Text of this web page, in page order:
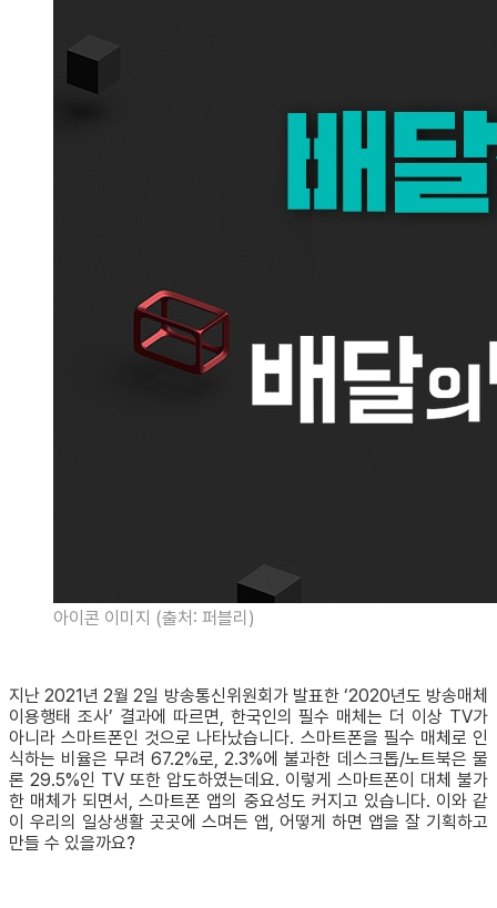
아이콘 이미지 (출처: 퍼블리)
지난 2021년 2월 2일 방송통신위원회가 발표한 ‘2020년도 방송매체
이용행태 조사’ 결과에 따르면, 한국인의 필수 매체는 더 이상 TV가
아니라 스마트폰인 것으로 나타났습니다. 스마트폰을 필수 매체로 인
식하는 비율은 무려 67.2%로, 2.3%에 불과한 데스크톱/노트북은 물
론 29.5%인 TV 또한 압도하였는데요. 이렇게 스마트폰이 대체 불가
한 매체가 되면서, 스마트폰 앱의 중요성도 커지고 있습니다. 이와 같
이 우리의 일상생활 곳곳에 스며든 앱, 어떻게 하면 앱을 잘 기획하고
만들 수 있을까요?